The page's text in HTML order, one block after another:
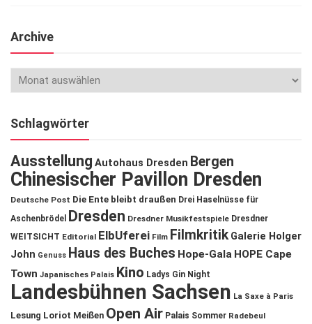
Archive
Schlagwörter
Ausstellung Autohaus Dresden Bergen
Chinesischer Pavillon Dresden
Deutsche Post Die Ente bleibt draußen Drei Haselnüsse für
Aschenbrödel
Dresden Dresdner Musikfestspiele Dresdner
WEITSICHT Editorial ElbUferei Film Filmkritik Galerie Holger
John Genuss Haus des Buches Hope-Gala HOPE Cape
Town Japanisches Palais Kino Ladys Gin Night
Landesbühnen Sachsen La Saxe à Paris
Lesung Loriot Meißen Open Air Palais Sommer Radebeul